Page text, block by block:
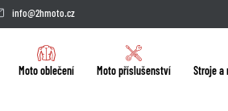
info@2hmoto.cz
Moto oblečení Moto příslušenství Stroje a